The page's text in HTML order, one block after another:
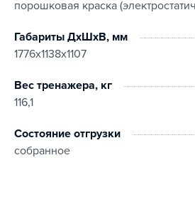
порошковая краска
Габариты ДхШхВ, мм
1776х1138х1107
Вес тренажера, кг
116,1
Состояние отгрузки
собранное